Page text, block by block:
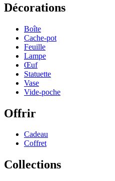
Décorations
Boîte
Cache-pot
Feuille
Lampe
Œuf
Statuette
Vase
Vide-poche
Offrir
Cadeau
Coffret
Collections